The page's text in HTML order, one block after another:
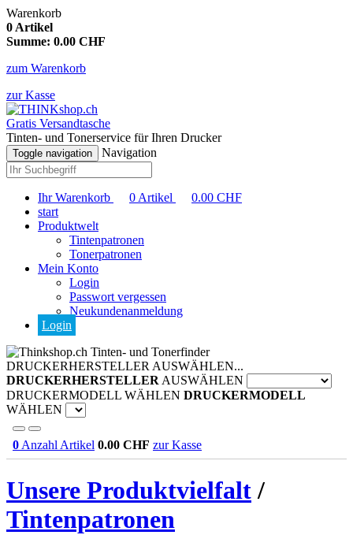
Warenkorb
0 Artikel
Summe: 0.00 CHF
zum Warenkorb
zur Kasse
Gratis Versandtasche
Tinten- und Tonerservice für Ihren Drucker
Toggle navigation Navigation
Ihr Warenkorb 0 Artikel 0.00 CHF
start
Produktwelt
Tintenpatronen
Tonerpatronen
Mein Konto
Login
Passwort vergessen
Neukundenanmeldung
Login
Tinten- und Tonerfinder
DRUCKERHERSTELLER AUSWÄHLEN...
DRUCKERHERSTELLER AUSWÄHLEN
DRUCKERMODELL WÄHLEN DRUCKERMODELL
WÄHLEN
0 Anzahl Artikel 0.00 CHF zur Kasse
Unsere Produktvielfalt/
Tintenpatronen